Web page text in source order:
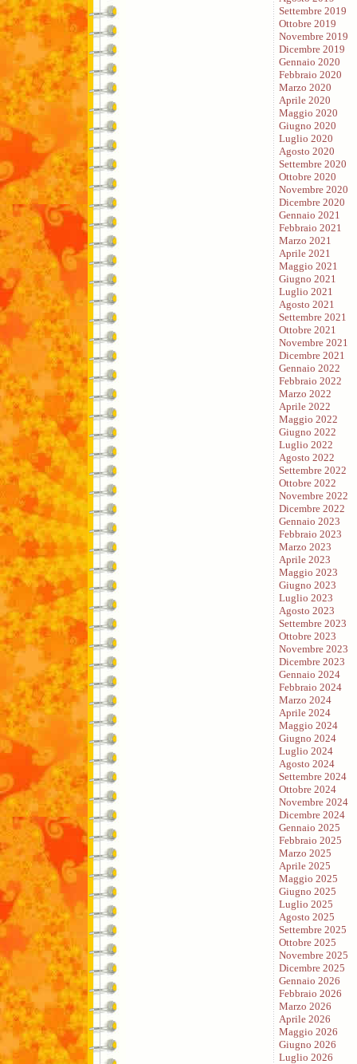
Settembre 2019
Ottobre 2019
Novembre 2019
Dicembre 2019
Gennaio 2020
Febbraio 2020
Marzo 2020
Aprile 2020
Maggio 2020
Giugno 2020
Luglio 2020
Agosto 2020
Settembre 2020
Ottobre 2020
Novembre 2020
Dicembre 2020
Gennaio 2021
Febbraio 2021
Marzo 2021
Aprile 2021
Maggio 2021
Giugno 2021
Luglio 2021
Agosto 2021
Settembre 2021
Ottobre 2021
Novembre 2021
Dicembre 2021
Gennaio 2022
Febbraio 2022
Marzo 2022
Aprile 2022
Maggio 2022
Giugno 2022
Luglio 2022
Agosto 2022
Settembre 2022
Ottobre 2022
Novembre 2022
Dicembre 2022
Gennaio 2023
Febbraio 2023
Marzo 2023
Aprile 2023
Maggio 2023
Giugno 2023
Luglio 2023
Agosto 2023
Settembre 2023
Ottobre 2023
Novembre 2023
Dicembre 2023
Gennaio 2024
Febbraio 2024
Marzo 2024
Aprile 2024
Maggio 2024
Giugno 2024
Luglio 2024
Agosto 2024
Settembre 2024
Ottobre 2024
Novembre 2024
Dicembre 2024
Gennaio 2025
Febbraio 2025
Marzo 2025
Aprile 2025
Maggio 2025
Giugno 2025
Luglio 2025
Agosto 2025
Settembre 2025
Ottobre 2025
Novembre 2025
Dicembre 2025
Gennaio 2026
Febbraio 2026
Marzo 2026
Aprile 2026
Maggio 2026
Giugno 2026
Luglio 2026